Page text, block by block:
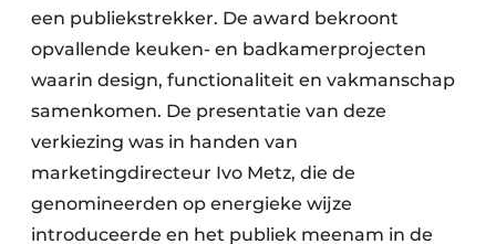
een publiekstrekker. De award bekroont
opvallende keuken- en badkamerprojecten
waarin design, functionaliteit en vakmanschap
samenkomen. De presentatie van deze
verkiezing was in handen van
marketingdirecteur Ivo Metz, die de
genomineerden op energieke wijze
introduceerde en het publiek meenam in de